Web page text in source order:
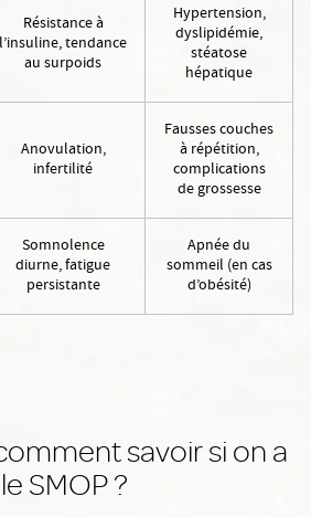
Résistance à
l’insuline, tendance
au surpoids
Hypertension,
dyslipidémie,
stéatose
hépatique
Anovulation,
infertilité
Fausses couches
à répétition,
complications
de grossesse
Somnolence
diurne, fatigue
persistante
Apnée du
sommeil (en cas
d’obésité)
savoir si on a
le SMOP ?